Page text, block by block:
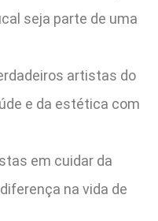
seja parte de uma
artistas do
e da estética com
em cuidar da
na vida de